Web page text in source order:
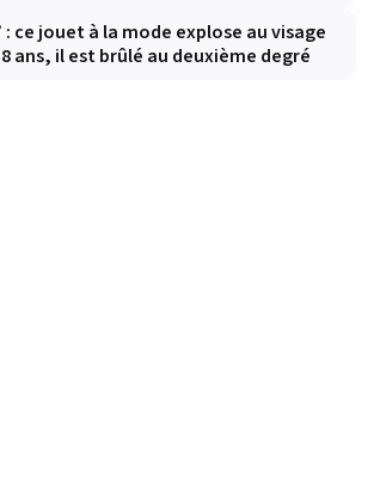
ce jouet à la mode explose au visage
ans, il est brûlé au deuxième degré